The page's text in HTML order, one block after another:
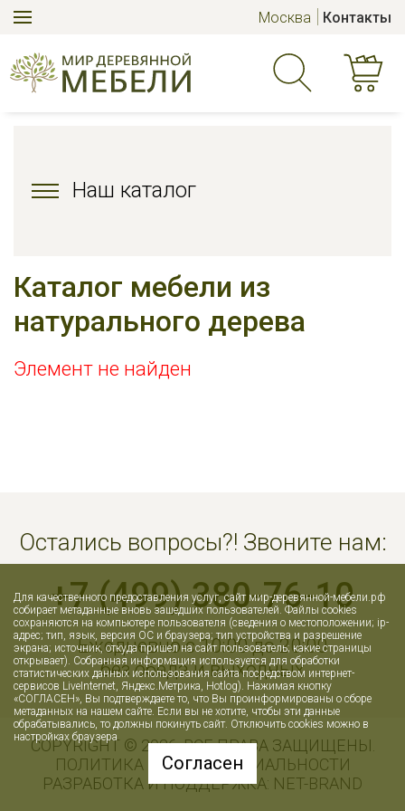
Москва Контакты
Наш каталог
Каталог мебели из
натурального дерева
Элемент не найден
Остались вопросы?! Звоните нам:
+7 (499) 380-76-10
Ежедневно с 10:00 до 20:00
без обеда и выходных
COPYRIGHT © 2026. ВСЕ ПРАВА ЗАЩИЩЕНЫ.
ПОЛИТИКА КОНФИДЕНЦИАЛЬНОСТИ
РАЗРАБОТКА И ПОДДЕРЖКА: NET-BRAND
Для качественного предоставления услуг, сайт мир-деревянной-мебели.рф
собирает метаданные вновь зашедших пользователей. Файлы cookies
сохраняются на компьютере пользователя (сведения о местоположении; ip-
адрес; тип, язык, версия ОС и браузера; тип устройства и разрешение
экрана; источник, откуда пришел на сайт пользователь; какие страницы
открывает). Собранная информация используется для обработки
статистических данных использования сайта посредством интернет-
сервисов LiveInternet, Яндекс.Метрика, Hotlog). Нажимая кнопку
«СОГЛАСЕН», Вы подтверждаете то, что Вы проинформированы о сборе
метаданных на нашем сайте. Если вы не хотите, чтобы эти данные
обрабатывались, то должны покинуть сайт. Отключить cookies можно в
настройках браузера
Согласен